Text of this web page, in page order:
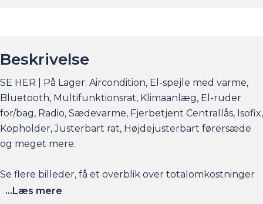
Beskrivelse
SE HER | På Lager: Aircondition, El-spejle med varme,
Bluetooth, Multifunktionsrat, Klimaanlæg, El-ruder
for/bag, Radio, Sædevarme, Fjerbetjent Centrallås, Isofix,
Kopholder, Justerbart rat, Højdejusterbart førersæde
og meget mere.
Se flere billeder, få et overblik over totalomkostninger
og faktorers påvirkning på rækkevidden på am.dk
...Læs mere